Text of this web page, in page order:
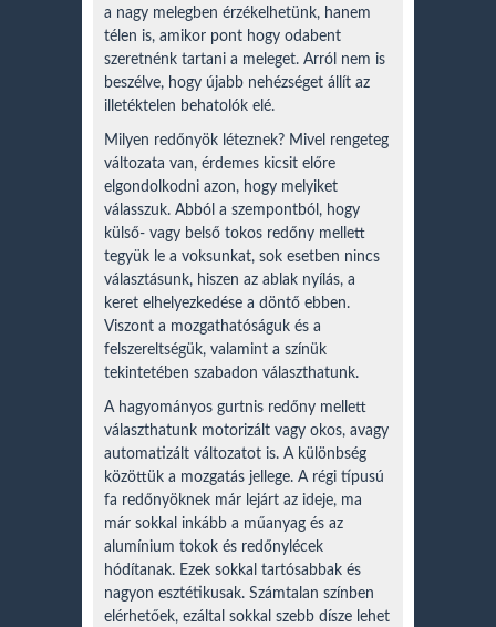
a nagy melegben érzékelhetünk, hanem
télen is, amikor pont hogy odabent
szeretnénk tartani a meleget. Arról nem is
beszélve, hogy újabb nehézséget állít az
illetéktelen behatolók elé.
Milyen redőnyök léteznek? Mivel rengeteg
változata van, érdemes kicsit előre
elgondolkodni azon, hogy melyiket
válasszuk. Abból a szempontból, hogy
külső- vagy belső tokos redőny mellett
tegyük le a voksunkat, sok esetben nincs
választásunk, hiszen az ablak nyílás, a
keret elhelyezkedése a döntő ebben.
Viszont a mozgathatóságuk és a
felszereltségük, valamint a színük
tekintetében szabadon választhatunk.
A hagyományos gurtnis redőny mellett
választhatunk motorizált vagy okos, avagy
automatizált változatot is. A különbség
közöttük a mozgatás jellege. A régi típusú
fa redőnyöknek már lejárt az ideje, ma
már sokkal inkább a műanyag és az
alumínium tokok és redőnylécek
hódítanak. Ezek sokkal tartósabbak és
nagyon esztétikusak. Számtalan színben
elérhetőek, ezáltal sokkal szebb dísze lehet